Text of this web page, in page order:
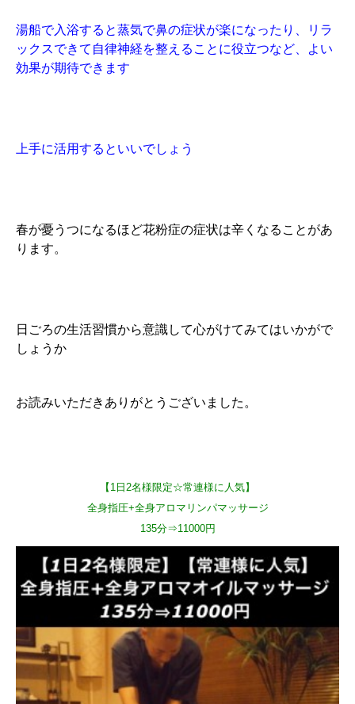
湯船で入浴すると蒸気で鼻の症状が楽になったり、リラ
ックスできて自律神経を整えることに役立つなど、よい
効果が期待できます
上手に活用するといいでしょう
春が憂うつになるほど花粉症の症状は辛くなることがあ
ります。
日ごろの生活習慣から意識して心がけてみてはいかがで
しょうか
お読みいただきありがとうございました。
【1日2名様限定☆常連様に人気】
全身指圧+全身アロマリンパマッサージ
135分⇒11000円